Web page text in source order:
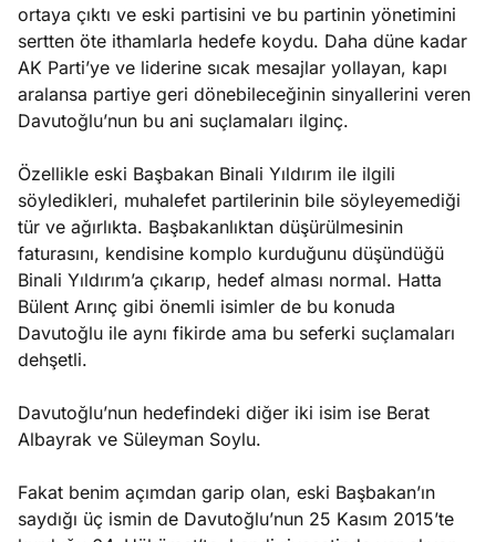
ortaya çıktı ve eski partisini ve bu partinin yönetimini
sertten öte ithamlarla hedefe koydu. Daha düne kadar
AK Parti’ye ve liderine sıcak mesajlar yollayan, kapı
aralansa partiye geri dönebileceğinin sinyallerini veren
Davutoğlu’nun bu ani suçlamaları ilginç.
Özellikle eski Başbakan Binali Yıldırım ile ilgili
söyledikleri, muhalefet partilerinin bile söyleyemediği
tür ve ağırlıkta. Başbakanlıktan düşürülmesinin
faturasını, kendisine komplo kurduğunu düşündüğü
Binali Yıldırım’a çıkarıp, hedef alması normal. Hatta
Bülent Arınç gibi önemli isimler de bu konuda
Davutoğlu ile aynı fikirde ama bu seferki suçlamaları
dehşetli.
Davutoğlu’nun hedefindeki diğer iki isim ise Berat
Albayrak ve Süleyman Soylu.
Fakat benim açımdan garip olan, eski Başbakan’ın
saydığı üç ismin de Davutoğlu’nun 25 Kasım 2015’te